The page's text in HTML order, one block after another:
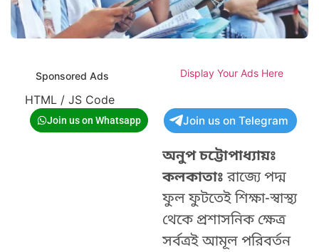
Sponsored Ads Display Your Ads Here
HTML / JS Code
Join us on Whatsapp Join us on Telegram
অনুপ চট্টোপাধ্যায়ঃ
কলকাতাঃরাজ্যে পদ্ম
ফুল ফুটতেই শিক্ষা-স্বাস্থ্য
থেকে প্রশাসনিক ক্ষেত্র
সর্বত্রই আমূল পরিবর্তন